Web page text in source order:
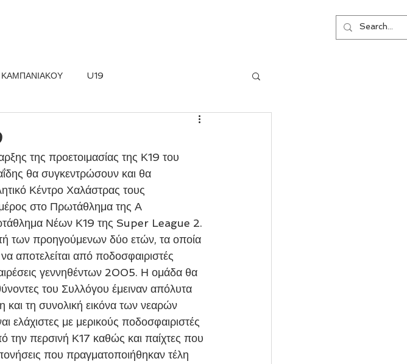
U19
θα συγκεντρώσουν και θα
Κέντρο Χαλάστρας τους
στο Πρωτάθλημα της Α
Νέων Κ19 της Super League 2.
των προηγούμενων δύο ετών, τα οποία
αποτελείται από ποδοσφαιριστές
γεννηθέντων 2005. Η ομάδα θα
του Συλλόγου έμειναν απόλυτα
και τη συνολική εικόνα των νεαρών
ελάχιστες με μερικούς ποδοσφαιριστές
περσινή Κ17 καθώς και παίχτες που
που πραγματοποιήθηκαν τέλη